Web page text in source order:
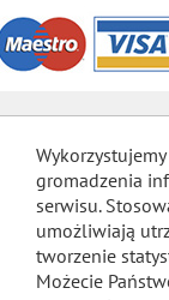
gromadzenia
serwisu.
umożliwiają
tworzenie
Możecie